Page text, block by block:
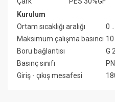
Kurulum
Ortam sıcaklığı aralığı
0
Maksimum çalışma basıncı
Boru bağlantısı
G
Basınç sınıfı
Giriş - çıkış mesafesi